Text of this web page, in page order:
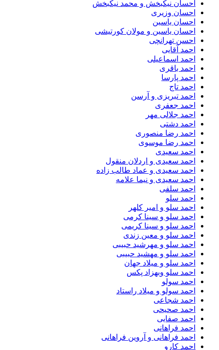
احسان نیکبخش و محمد نیکبخش
احسان وزیری
احسان یاسین
احسان یاسین و مولان کورتیشی
احسن تهرانچی
احمد آقایی
احمد اسماعیلی
احمد باقری
احمد پارسا
احمد تاج
احمد تبریزی و آرسن
احمد جعفری
احمد جلالی مهر
احمد دشتی
احمد رضا منصوری
احمد رضا موسوی
احمد سعیدی
احمد سعیدی و اردلان منقول
احمد سعیدی و عماد طالب زاده
احمد سعیدی و نیما علامه
احمد سلفی
احمد سلو
احمد سلو و امیر کلهر
احمد سلو و سینا کرمی
احمد سلو و سینا کریمی
احمد سلو و معین زندی
احمد سلو و مهرشید حبیبی
احمد سلو و مهشید حبیبی
احمد سلو و میلاد جهان
احمد سلو وبهزاد پکس
احمد سولو
احمد سولو و میلاد راستاد
احمد شجاعی
احمد صحیحی
احمد صفایی
احمد فراهانی
احمد فراهانی و آروین فراهانی
احمد کارو